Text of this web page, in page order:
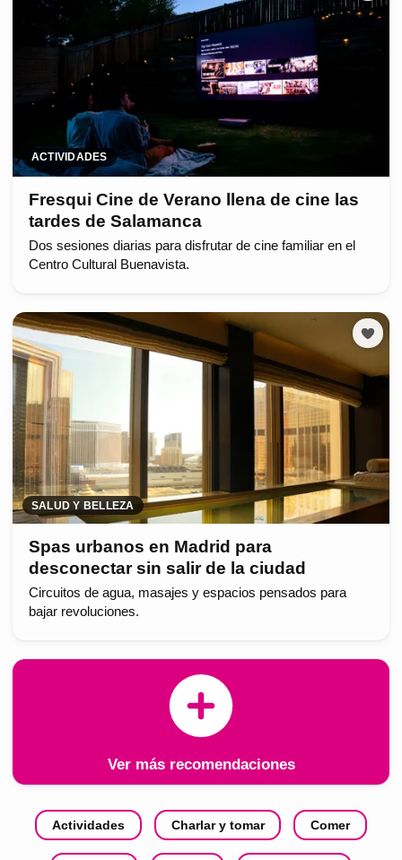
ACTIVIDADES
Fresqui Cine de Verano llena de cine las
tardes de Salamanca
Dos sesiones diarias para disfrutar de cine familiar en el
Centro Cultural Buenavista.
SALUD Y BELLEZA
Spas urbanos en Madrid para
desconectar sin salir de la ciudad
Circuitos de agua, masajes y espacios pensados para
bajar revoluciones.
Ver más recomendaciones
Actividades Charlar y tomar Comer